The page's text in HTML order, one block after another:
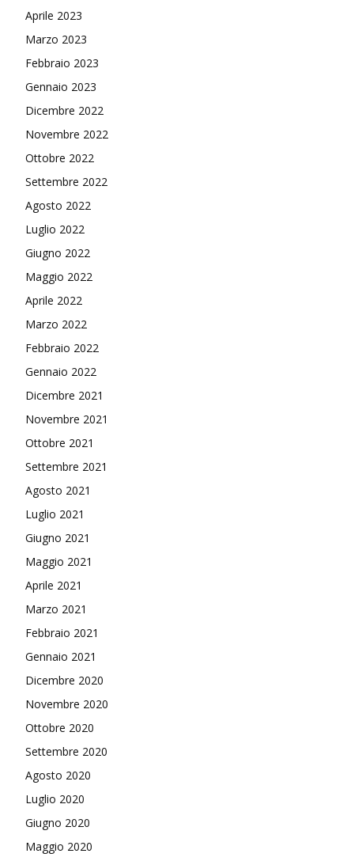
Aprile 2023
Marzo 2023
Febbraio 2023
Gennaio 2023
Dicembre 2022
Novembre 2022
Ottobre 2022
Settembre 2022
Agosto 2022
Luglio 2022
Giugno 2022
Maggio 2022
Aprile 2022
Marzo 2022
Febbraio 2022
Gennaio 2022
Dicembre 2021
Novembre 2021
Ottobre 2021
Settembre 2021
Agosto 2021
Luglio 2021
Giugno 2021
Maggio 2021
Aprile 2021
Marzo 2021
Febbraio 2021
Gennaio 2021
Dicembre 2020
Novembre 2020
Ottobre 2020
Settembre 2020
Agosto 2020
Luglio 2020
Giugno 2020
Maggio 2020